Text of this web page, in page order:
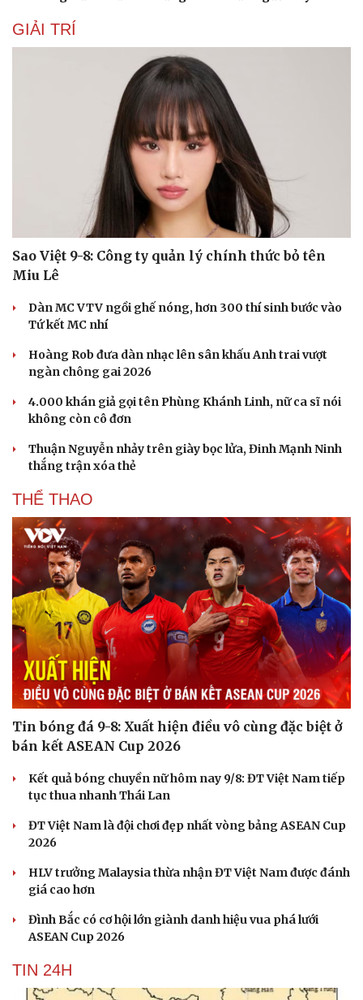
Du lịch
Tư vấn
Săn Tour
check-in
Podcast
Câu chuyện thời sự
Đọc truyện đêm khuya
Cửa sổ tình yêu
Kể chuyện cho bé
Hạt giống tâm hồn
GIẢI TRÍ
Sao Việt 9-8: Công ty quản lý chính thức bỏ tên
Miu Lê
Dàn MC VTV ngồi ghế nóng, hơn 300 thí sinh bước vào
Tứ kết MC nhí
Hoàng Rob đưa dàn nhạc lên sân khấu Anh trai vượt
ngàn chông gai 2026
4.000 khán giả gọi tên Phùng Khánh Linh, nữ ca sĩ nói
không còn cô đơn
Thuận Nguyễn nhảy trên giày bọc lửa, Đinh Mạnh Ninh
thắng trận xóa thẻ
THỂ THAO
Tin bóng đá 9-8: Xuất hiện điều vô cùng đặc biệt ở
bán kết ASEAN Cup 2026
Kết quả bóng chuyền nữ hôm nay 9/8: ĐT Việt Nam tiếp
tục thua nhanh Thái Lan
ĐT Việt Nam là đội chơi đẹp nhất vòng bảng ASEAN Cup
2026
HLV trưởng Malaysia thừa nhận ĐT Việt Nam được đánh
giá cao hơn
Đình Bắc có cơ hội lớn giành danh hiệu vua phá lưới
ASEAN Cup 2026
TIN 24H